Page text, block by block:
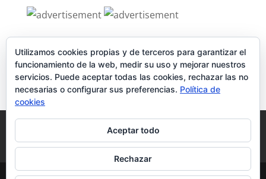
Publicidad
Condiciones y Privacidad
Contacto
Tienda Carrito Mi cuenta
Utilizamos cookies propias y de terceros para garantizar el
funcionamiento de la web, medir su uso y mejorar nuestros
servicios. Puede aceptar todas las cookies, rechazar las no
necesarias o configurar sus preferencias. Política de
cookies
Aceptar todo
Rechazar